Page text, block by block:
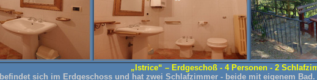
„Istrice“ – Erdgeschoß - 4 Personen - 2
befindet sich im Erdgeschoss und hat zwei Schlafzimmer - beide mit eigenem